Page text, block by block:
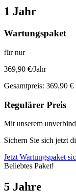
1 Jahr
Wartungspaket
für nur
369,90 €/Jahr
Gesamtpreis: 369,90 €
Regulärer Preis
Mit unserem
Sichern Sie sich jetzt
Jetzt Wartungspaket
Beliebtes Paket!
5 Jahre